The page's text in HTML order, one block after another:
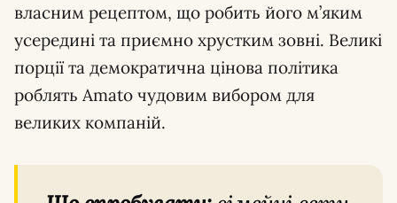
власним рецептом, що робить його м’яким
усередині та приємно хрустким зовні. Великі
порції та демократична цінова політика
роблять Amato чудовим вибором для
великих компаній.